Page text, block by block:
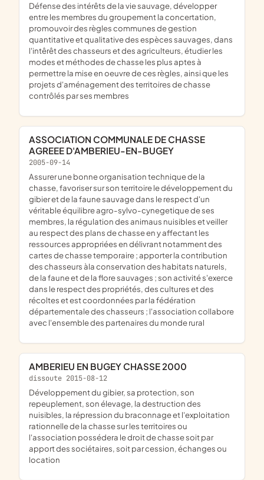
défense des intérêts de la vie sauvage, développer
entre les membres du groupement la concertation,
promouvoir des règles communes de gestion
quantitative et qualitative des espèces sauvages, dans
l'intêrêt des chasseurs et des agriculteurs, étudier les
modes et méthodes de chasse les plus aptes à
permettre la mise en oeuvre de ces règles, ainsi que les
projets d'aménagement des territoires de chasse
contrôlés par ses membres
ASSOCIATION COMMUNALE DE CHASSE
AGREEE D'AMBERIEU-EN-BUGEY
2005-09-14
assurer une bonne organisation technique de la
chasse, favoriser sur son territoire le développement du
gibier et de la faune sauvage dans le respect d'un
véritable équilibre agro-sylvo-cynegetique de ses
membres, la régulation des animaus nuisibles et veiller
au respect des plans de chasse en y affectant les
ressources appropriées en délivrant notamment des
cartes de chasse temporaire ; apporter la contribution
des chasseurs àla conservation des habitats naturels,
de la faune et de la flore sauvages ; son activité s'exerce
dans le respect des propriétés, des cultures et des
récoltes et est coordonnées par la fédération
départementale des chasseurs ; l'association collabore
avec l'ensemble des partenaires du monde rural
AMBERIEU EN BUGEY CHASSE 2000
dissoute 2015-08-12
développement du gibier, sa protection, son
repeuplement, son élevage, la destruction des
nuisibles, la répression du braconnage et l'exploitation
rationnelle de la chasse sur les territoires ou
l'association possédera le droit de chasse soit par
apport des sociétaires, soit par cession, échanges ou
location